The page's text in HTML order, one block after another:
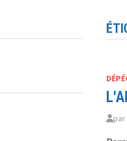
par